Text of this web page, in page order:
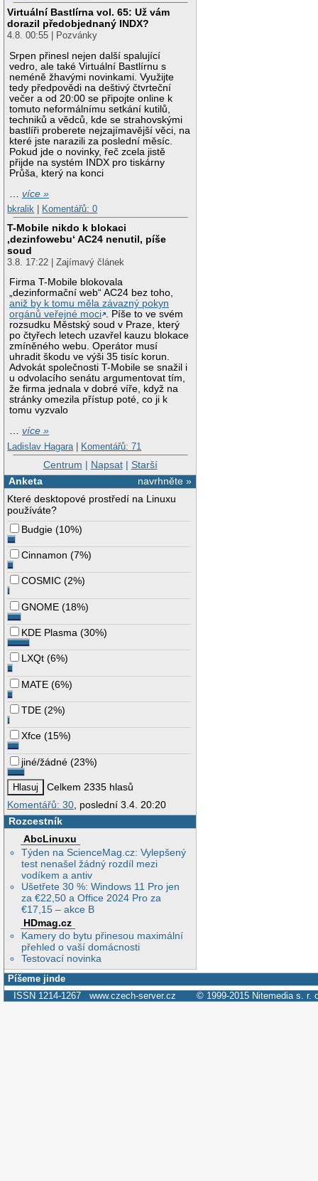
Virtuální Bastlírna vol. 65: Už vám
dorazil předobjednaný INDX?
4.8. 00:55 | Pozvánky
Srpen přinesl nejen další spalující
vedro, ale také Virtuální Bastlírnu s
neméně žhavými novinkami. Využijte
tedy předpovědi na deštivý čtvrteční
večer a od 20:00 se připojte online k
tomuto neformálnímu setkání kutilů,
techniků a vědců, kde se strahovskými
bastlíři proberete nejzajímavější věci, na
které jste narazili za poslední měsíc.
Pokud jde o novinky, řeč zcela jistě
přijde na systém INDX pro tiskárny
Průša, který na konci
…více »
bkralik
Komentářů: 0
T-Mobile nikdo k blokaci
‚dezinfowebu‘ AC24 nenutil, píše
soud
3.8. 17:22 | Zajímavý článek
Firma T-Mobile blokovala
„dezinformační web“ AC24 bez toho,
aniž by k tomu měla závazný pokyn
orgánů veřejné moci . Píše to ve svém
rozsudku Městský soud v Praze, který
po čtyřech letech uzavřel kauzu blokace
zmíněného webu. Operátor musí
uhradit škodu ve výši 35 tisíc korun.
Advokát společnosti T-Mobile se snažil i
u odvolacího senátu argumentovat tím,
že firma jednala v dobré víře, když na
stránky omezila přístup poté, co ji k
tomu vyzvalo
…více »
Ladislav Hagara | Komentářů: 71
Centrum | Napsat| Starší
navrhněte »
Anketa
Které desktopové prostředí na Linuxu
používáte?
Budgie (10%)
Cinnamon (7%)
COSMIC (2%)
GNOME (18%)
KDE Plasma (30%)
LXQt (6%)
MATE (6%)
TDE (2%)
Xfce (15%)
jiné/žádné (23%)
Celkem 2335 hlasů
Komentářů: 30, poslední 3.4. 20:20
Rozcestník
AbcLinuxu
Týden na ScienceMag.cz: Vylepšený
test nenašel žádný rozdíl mezi
vodíkem a antiv
Ušetřete 30 %: Windows 11 Pro jen
za €22,50 a Office 2024 Pro za
€17,15 – akce B
HDmag.cz
Kamery do bytu přinesou maximální
přehled o vaší domácnosti
Testovací novinka
Píšeme jinde
ISSN 1214-1267 www.czech-server.cz © 1999-2015 Nitemedia s. r.